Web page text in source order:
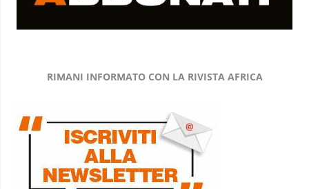
RIMANI INFORMATO CON LA RIVISTA AFRICA